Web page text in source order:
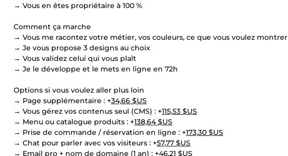
→ Vous en êtes propriétaire à 100 %
Comment ça marche
→ Vous me racontez votre métier, vos couleurs, ce que vous voulez montrer
→ Je vous propose 3 designs au choix
→ Vous validez celui qui vous plaît
→ Je le développe et le mets en ligne en 72h
Options si vous voulez aller plus loin
→ Page supplémentaire : +34,66 $US
→ Vous gérez vos contenus seul (CMS) : +115,53 $US
→ Menu ou catalogue produits : +138,64 $US
→ Prise de commande / réservation en ligne : +173,30 $US
→ Chat pour parler avec vos visiteurs : +57,77 $US
→ Email pro + nom de domaine (1 an) : +46,21 $US